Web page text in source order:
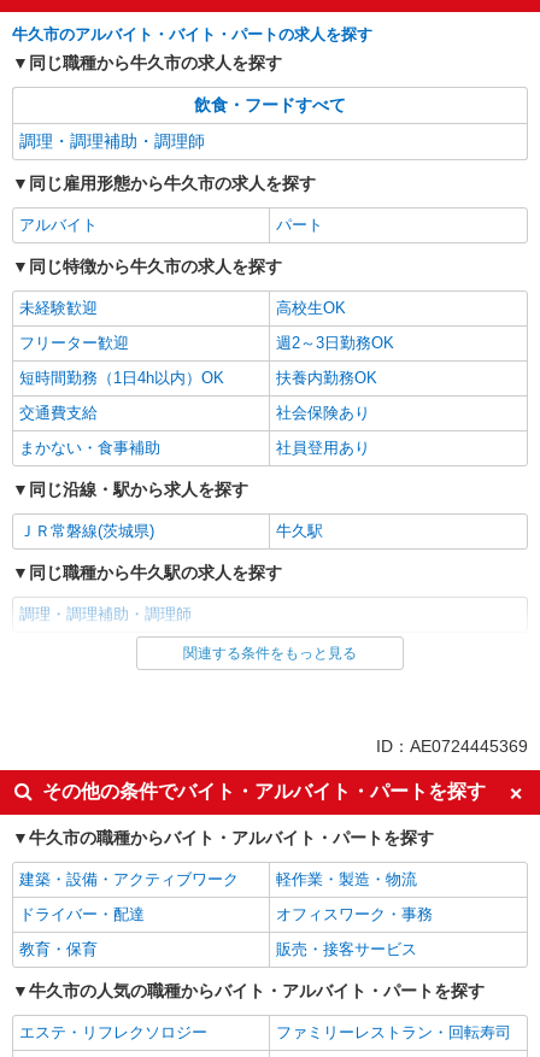
牛久市のアルバイト・バイト・パートの求人を探す
同じ職種から牛久市の求人を探す
飲食・フードすべて
調理・調理補助・調理師
同じ雇用形態から牛久市の求人を探す
アルバイト パート
同じ特徴から牛久市の求人を探す
未経験歓迎
高校生OK
フリーター歓迎
週2～3日勤務OK
短時間勤務（1日4h以内）OK
扶養内勤務OK
交通費支給
社会保険あり
まかない・食事補助
社員登用あり
同じ沿線・駅から求人を探す
ＪＲ常磐線(茨城県) 牛久駅
同じ職種から牛久駅の求人を探す
調理・調理補助・調理師
同じ雇用形態から牛久駅の求人を探す
未経験歓迎
高校生OK
フリーター歓迎
週2～3日勤務OK
短時間勤務（1日4h以内）OK
扶養内勤務OK
交通費支給
社会保険あり
まかない・食事補助
社員登用あり
同じ職種から求人を探す
飲食・フード
調理・調理補助・調理師
関連する条件をもっと見る
ID：AE0724445369
その他の条件でバイト・アルバイト・パートを探す
牛久市の職種からバイト・アルバイト・パートを探す
建築・設備・アクティブワーク
軽作業・製造・物流
ドライバー・配達
オフィスワーク・事務
教育・保育
販売・接客サービス
牛久市の人気の職種からバイト・アルバイト・パートを探す
エステ・リフレクソロジー
ファミリーレストラン・回転寿司